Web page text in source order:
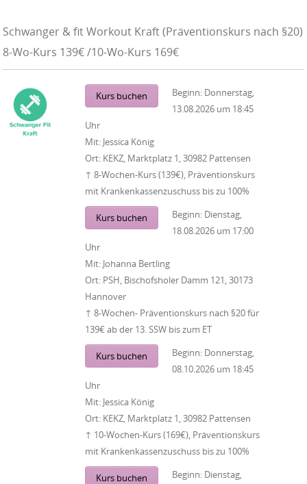
Schwanger & fit Workout Kraft (Präventionskurs nach §20)
8-Wo-Kurs 139€ /10-Wo-Kurs 169€
Kurs buchen Beginn: Donnerstag,
13.08.2026 um 18:45
Uhr
Mit: Jessica König
Ort: KEKZ, Marktplatz 1, 30982 Pattensen
↑ 8-Wochen-Kurs (139€), Präventionskurs
mit Krankenkassenzuschuss bis zu 100%
Kurs buchen Beginn: Dienstag,
18.08.2026 um 17:00
Uhr
Mit: Johanna Bertling
Ort: PSH, Bischofsholer Damm 121, 30173
Hannover
↑ 8-Wochen- Präventionskurs nach §20 für
139€ ab der 13. SSW bis zum ET
Kurs buchen Beginn: Donnerstag,
08.10.2026 um 18:45
Uhr
Mit: Jessica König
Ort: KEKZ, Marktplatz 1, 30982 Pattensen
↑ 10-Wochen-Kurs (169€), Präventionskurs
mit Krankenkassenzuschuss bis zu 100%
Kurs buchen Beginn: Dienstag,